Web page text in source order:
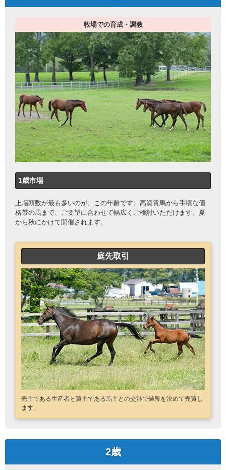
牧場での育成・調教
1歳市場
上場頭数が最も多いのが、この年齢です。高資質馬から手頃な価
格帯の馬まで、ご要望に合わせて幅広くご検討いただけます。夏
から秋にかけて開催されます。
庭先取引
売主である生産者と買主である馬主との交渉で値段を決めて売買し
ます。
2歳